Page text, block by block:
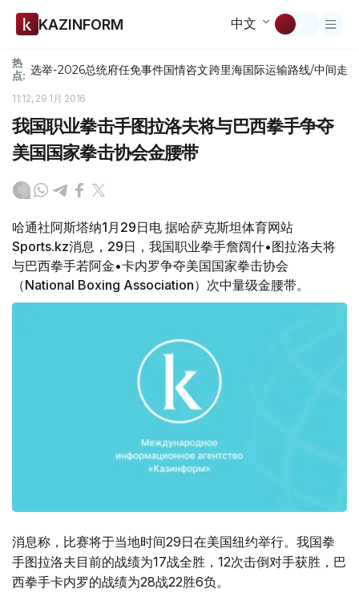
KAZINFORM 中文
热
点: 选举-2026总统府任免事件国情咨文跨里海国际运输路线/中间走廊
11:12, 29 1月 2016
我国职业拳击手图拉洛夫将与巴西拳手争夺
美国国家拳击协会金腰带
哈通社阿斯塔纳1月29日电 据哈萨克斯坦体育网站
Sports.kz消息，29日，我国职业拳手詹阔什•图拉洛夫将
与巴西拳手若阿金•卡内罗争夺美国国家拳击协会
（National Boxing Association）次中量级金腰带。
消息称，比赛将于当地时间29日在美国纽约举行。我国拳
手图拉洛夫目前的战绩为17战全胜，12次击倒对手获胜，巴
西拳手卡内罗的战绩为28战22胜6负。